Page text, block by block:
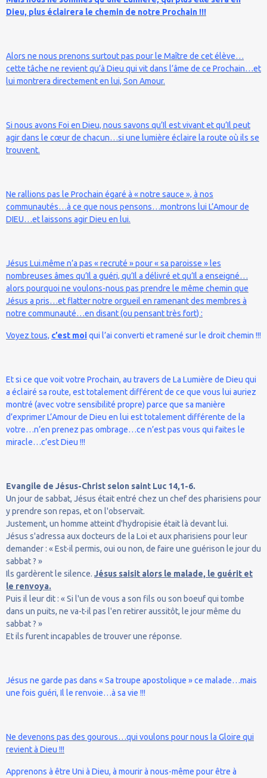
Dieu, plus éclairera le chemin de notre Prochain !!!
Alors ne nous prenons surtout pas pour le Maître de cet élève…
cette tâche ne revient qu’à Dieu qui vit dans l’âme de ce Prochain…et
lui montrera directement en lui, Son Amour.
Si nous avons Foi en Dieu, nous savons qu’Il est vivant et qu’Il peut
agir dans le cœur de chacun…si une lumière éclaire la route où ils se
trouvent.
Ne rallions pas le Prochain égaré à « notre sauce », à nos
communautés…à ce que nous pensons…montrons lui L’Amour de
DIEU…et laissons agir Dieu en lui.
Jésus Lui.même n’a pas « recruté » pour « sa paroisse » les
nombreuses âmes qu’Il a guéri, qu’Il a délivré et qu’Il a enseigné…
alors pourquoi ne voulons-nous pas prendre le même chemin que
Jésus a pris…et flatter notre orgueil en ramenant des membres à
notre communauté…en disant (ou pensant très fort) :
Voyez tous, c’est moiqui l’ai converti et ramené sur le droit chemin !!!
Et si ce que voit votre Prochain, au travers de La Lumière de Dieu qui
a éclairé sa route, est totalement différent de ce que vous lui auriez
montré (avec votre sensibilité propre) parce que sa manière
d’exprimer L’Amour de Dieu en lui est totalement différente de la
votre…n’en prenez pas ombrage…ce n’est pas vous qui faites le
miracle…c’est Dieu !!!
Evangile de Jésus-Christ selon saint Luc 14,1-6.
Un jour de sabbat, Jésus était entré chez un chef des pharisiens pour
y prendre son repas, et on l'observait.
Justement, un homme atteint d'hydropisie était là devant lui.
Jésus s'adressa aux docteurs de la Loi et aux pharisiens pour leur
demander : « Est-il permis, oui ou non, de faire une guérison le jour du
sabbat ? »
Ils gardèrent le silence. Jésus saisit alors le malade, le guérit et
le renvoya.
Puis il leur dit : « Si l'un de vous a son fils ou son boeuf qui tombe
dans un puits, ne va-t-il pas l'en retirer aussitôt, le jour même du
sabbat ? »
Et ils furent incapables de trouver une réponse.
Jésus ne garde pas dans « Sa troupe apostolique » ce malade…mais
une fois guéri, Il le renvoie…à sa vie !!!
Ne devenons pas des gourous…qui voulons pour nous la Gloire qui
revient à Dieu !!!
Apprenons à être Uni à Dieu, à mourir à nous-même pour être à